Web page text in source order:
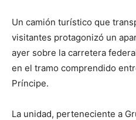
Un camión turístico que
visitantes protagonizó un
ayer sobre la carretera
en el tramo comprendido
Príncipe.
La unidad, perteneciente a